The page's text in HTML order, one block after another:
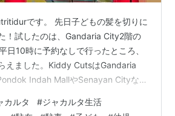
です。 先日子どもの髪を切りに
！試したのは、Gandaria City2階の
日10時に予約なしで行ったところ、
えました。Kiddy CutsはGandaria
Indah MallやSenayan Cityな
真右側のように車やオートバイに乗
カルタ #ジャカルタ生活